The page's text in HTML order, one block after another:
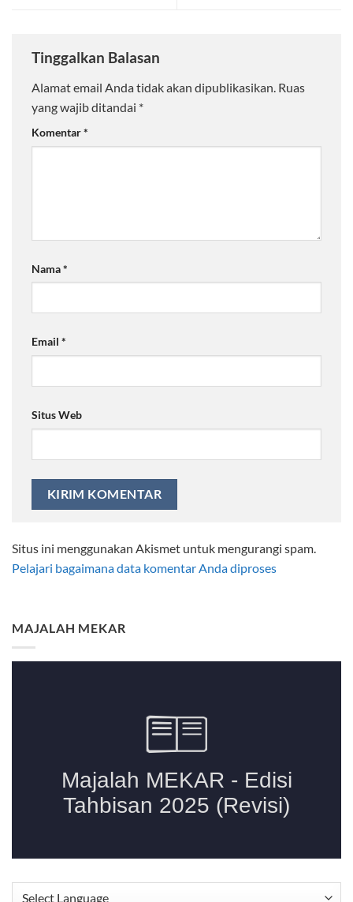
MAJALAH MEKAR
Tinggalkan Balasan
Alamat email Anda tidak akan dipublikasikan. Ruas
yang wajib ditandai *
Komentar*
Nama*
Email *
Situs Web
Situs ini menggunakan Akismet untuk mengurangi spam.
Pelajari bagaimana data komentar Anda diproses